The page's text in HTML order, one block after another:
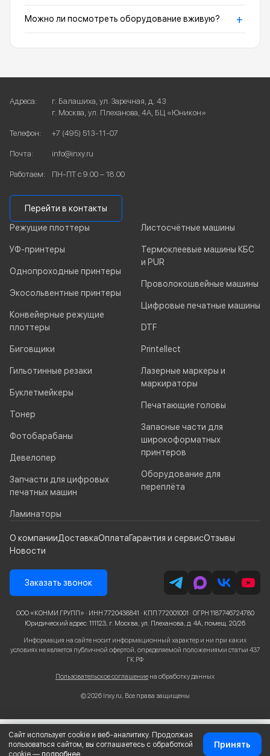
Можно ли посмотреть оборудование вживую? +
Режущие плоттеры
УФ-принтеры
Однопроходные принтеры
Экосольвентные принтеры
Конвейерные режущие
плоттеры
Биговщики
Гильотинные резаки
Буклетмейкеры
Тонер
Фотобарабаны
Девелопер
Запчасти для цифровых
печатных машин
Ламинаторы
Листосчётные машины
Термоклеевые машины КБС
и PUR
Проволокошвейные машины
Цифровые печатные машины
DTF
Printellect
Лазерные маркеры и
маркираторы
Печатающие головы
Запасные части для
широкоформатных
принтеров
Оборудование для
переплёта
О компанииДоставкаОплатаГарантия и сервисОтзывы
Новости
Адреса:
г. Балашиха, ул. Заречная, д. 43
г. Москва, ул. Плеханова, 4А, БЦ «Юникон»
Телефон: +7 (495) 513-11-07
Почта: info@inxy.ru
Работаем: ПН-ПТ с 9.00 – 18.00
Перейти в контакты
Заказать звонок
ООО «КОНМИ ГРУПП» · ИНН 7720438841 · КПП 772001001 · ОГРН 1187746724780
Юридический адрес: 111123, г. Москва, ул. Плеханова, д. 4А, помещ. 20/26
Информация на сайте носит информационный характер и ни при каких
условиях не является публичной офертой, определяемой положениями статьи 437
ГК РФ
Пользовательское соглашение на обработку данных
© 2026 Inxy.ru, Все права защищены
Сайт использует cookie и веб-аналитику. Продолжая
пользоваться сайтом, вы соглашаетесь с обработкой
cookie — подробнее
Принять